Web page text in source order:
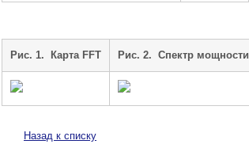
Рис. 1. Карта FFT Рис. 2. Cпектр мощности
Назад к списку